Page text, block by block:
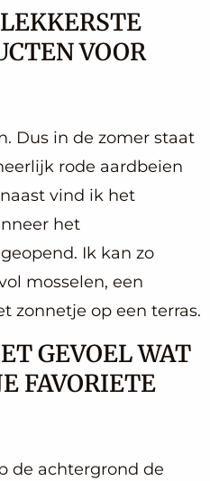
VOOR
Dus in de zomer staat
rode aardbeien
vind ik het
het
Ik kan zo
mosselen, een
zonnetje op een terras.
GEVOEL WAT
FAVORIETE
de achtergrond de